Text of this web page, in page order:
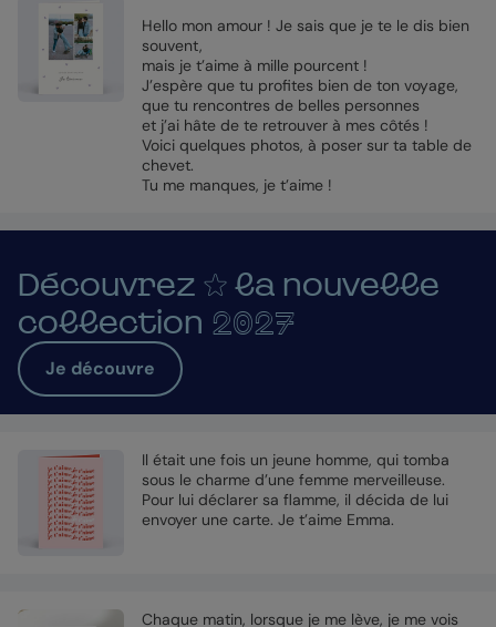
Hello mon amour ! Je sais que je te le dis bien
souvent,
mais je t’aime à mille pourcent !
J’espère que tu profites bien de ton voyage,
que tu rencontres de belles personnes
et j’ai hâte de te retrouver à mes côtés !
Voici quelques photos, à poser sur ta table de
chevet.
Tu me manques, je t’aime !
Découvrez
la nouvelle
collection 2027
Je découvre
Il était une fois un jeune homme, qui tomba
sous le charme d’une femme merveilleuse.
Pour lui déclarer sa flamme, il décida de lui
envoyer une carte. Je t’aime Emma.
Chaque matin, lorsque je me lève, je me vois